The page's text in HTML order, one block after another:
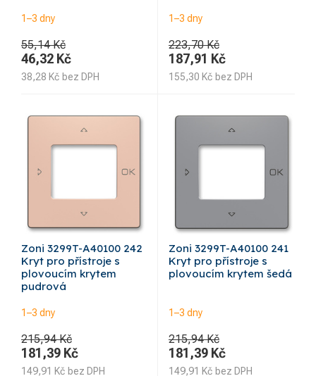
1–3 dny
55,14 Kč
46,32 Kč
38,28 Kč bez DPH
1–3 dny
223,70 Kč
187,91 Kč
155,30 Kč bez DPH
Zoni 3299T-A40100 242
Kryt pro přístroje s
plovoucím krytem
pudrová
1–3 dny
215,94 Kč
181,39 Kč
149,91 Kč bez DPH
Zoni 3299T-A40100 241
Kryt pro přístroje s
plovoucím krytem šedá
1–3 dny
215,94 Kč
181,39 Kč
149,91 Kč bez DPH